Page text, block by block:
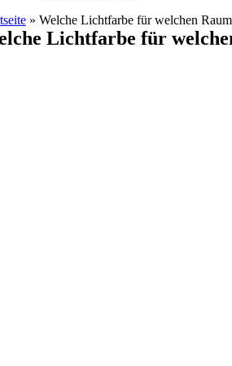
» Welche Lichtfarbe für welchen
Lichtfarbe für